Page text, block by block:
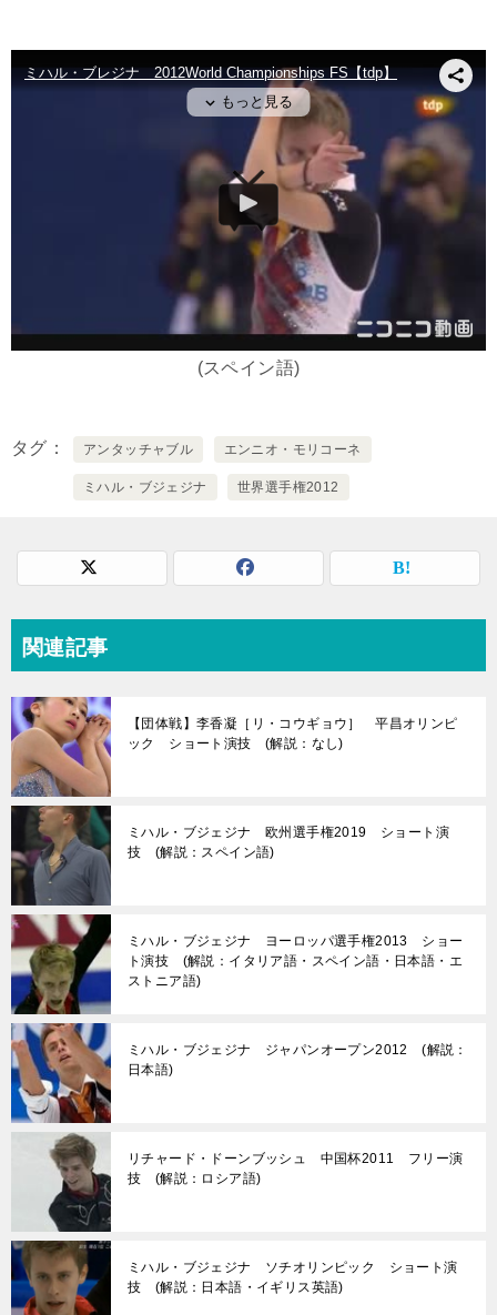
(スペイン語)
タグ アンタッチャブル エンニオ・モリコーネ
ミハル・ブジェジナ 世界選手権2012
関連記事
【団体戦】李香凝［リ・コウギョウ］ 平昌オリンピ
ック ショート演技 (解説：なし)
ミハル・ブジェジナ 欧州選手権2019 ショート演
技 (解説：スペイン語)
ミハル・ブジェジナ ヨーロッパ選手権2013 ショー
ト演技 (解説：イタリア語・スペイン語・日本語・エ
ストニア語)
ミハル・ブジェジナ ジャパンオープン2012 (解説：
日本語)
リチャード・ドーンブッシュ 中国杯2011 フリー演
技 (解説：ロシア語)
ミハル・ブジェジナ ソチオリンピック ショート演
技 (解説：日本語・イギリス英語)